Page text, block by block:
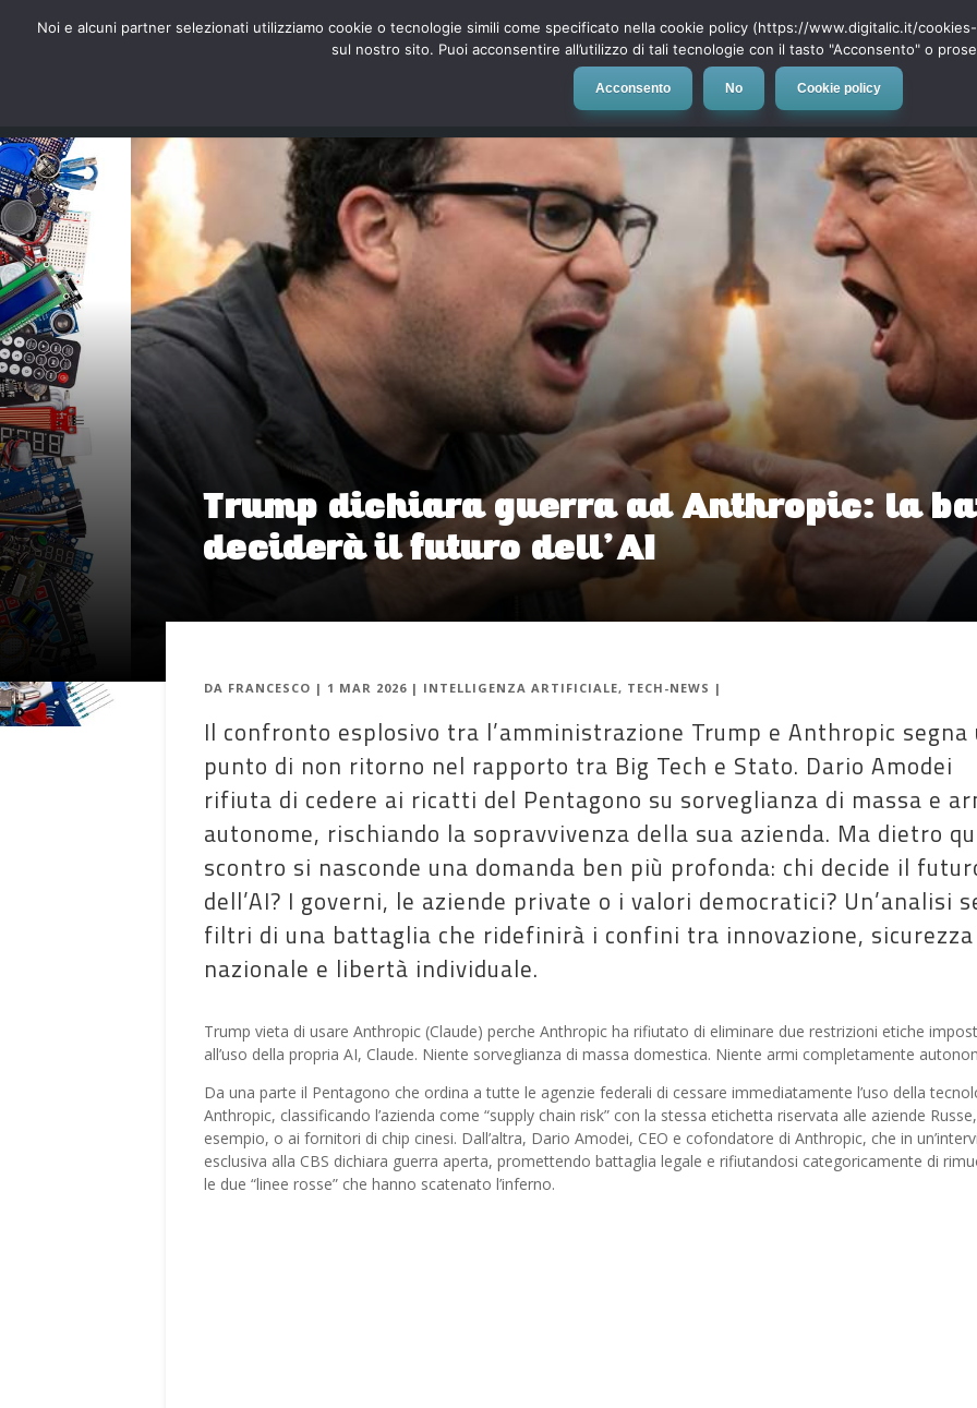
Social Network App Automotive Tech-News
Trump dichiara guerra ad Anthropic: la
deciderà il futuro dell’AI
DA FRANCESCO | 1 MAR 2026 | INTELLIGENZA ARTIFICIALE, TECH-NEWS |
Il confronto esplosivo tra l’amministrazione Trump e Anthropic segna
punto di non ritorno nel rapporto tra Big Tech e Stato. Dario Amodei
rifiuta di cedere ai ricatti del Pentagono su sorveglianza di massa e
autonome, rischiando la sopravvivenza della sua azienda. Ma dietro
scontro si nasconde una domanda ben più profonda: chi decide il
dell’AI? I governi, le aziende private o i valori democratici? Un’analisi
filtri di una battaglia che ridefinirà i confini tra innovazione, sicurezza
nazionale e libertà individuale.
Trump vieta di usare Anthropic (Claude) perche Anthropic ha rifiutato di eliminare due restrizioni etiche
all’uso della propria AI, Claude. Niente sorveglianza di massa domestica. Niente armi completamente
Da una parte il Pentagono che ordina a tutte le agenzie federali di cessare immediatamente l’uso della
Anthropic, classificando l’azienda come “supply chain risk” con la stessa etichetta riservata alle aziende
esempio, o ai fornitori di chip cinesi. Dall’altra, Dario Amodei, CEO e cofondatore di Anthropic, che in
esclusiva alla CBS dichiara guerra aperta, promettendo battaglia legale e rifiutandosi categoricamente di
le due “linee rosse” che hanno scatenato l’inferno.
Noi e alcuni partner selezionati utilizziamo cookie o tecnologie simili come specificato nella cookie policy (https://www.digitalic.it/
sul nostro sito. Puoi acconsentire all’utilizzo di tali tecnologie con il tasto "Acconsento" o
Acconsento No Cookie policy